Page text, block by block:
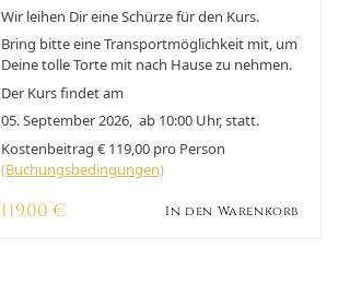
Wir leihen Dir eine Schürze für den Kurs.
Bring bitte eine Transportmöglichkeit mit, um
Deine tolle Torte mit nach Hause zu nehmen.
Der Kurs findet am
05. September 2026, ab 10:00 Uhr, statt.
Kostenbeitrag € 119,00 pro Person
(Buchungsbedingungen)
119,00 € In den Warenkorb